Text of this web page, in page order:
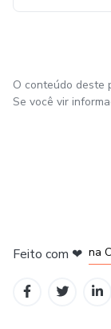
O conteúdo deste
Se você vir
Feito com ❤ na